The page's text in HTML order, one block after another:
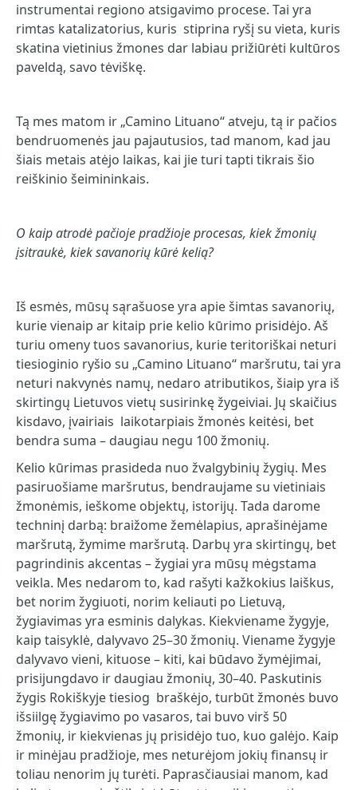
instrumentai regiono atsigavimo procese. Tai yra
rimtas katalizatorius, kuris stiprina ryšį su vieta, kuris
skatina vietinius žmones dar labiau prižiūrėti kultūros
paveldą, savo tėviškę.
Tą mes matom ir „Camino Lituano“ atveju, tą ir pačios
bendruomenės jau pajautusios, tad manom, kad jau
šiais metais atėjo laikas, kai jie turi tapti tikrais šio
reiškinio šeimininkais.
O kaip atrodė pačioje pradžioje procesas, kiek žmonių
įsitraukė, kiek savanorių kūrė kelią?
Iš esmės, mūsų sąrašuose yra apie šimtas savanorių,
kurie vienaip ar kitaip prie kelio kūrimo prisidėjo. Aš
turiu omeny tuos savanorius, kurie teritoriškai neturi
tiesioginio ryšio su „Camino Lituano“ maršrutu, tai yra
neturi nakvynės namų, nedaro atributikos, šiaip yra iš
skirtingų Lietuvos vietų susirinkę žygeiviai. Jų skaičius
kisdavo, įvairiais laikotarpiais žmonės keitėsi, bet
bendra suma – daugiau negu 100 žmonių.
Kelio kūrimas prasideda nuo žvalgybinių žygių. Mes
pasiruošiame maršrutus, bendraujame su vietiniais
žmonėmis, ieškome objektų, istorijų. Tada darome
techninį darbą: braižome žemėlapius, aprašinėjame
maršrutą, žymime maršrutą. Darbų yra skirtingų, bet
pagrindinis akcentas – žygiai yra mūsų mėgstama
veikla. Mes nedarom to, kad rašyti kažkokius laiškus,
bet norim žygiuoti, norim keliauti po Lietuvą,
žygiavimas yra esminis dalykas. Kiekviename žygyje,
kaip taisyklė, dalyvavo 25–30 žmonių. Viename žygyje
dalyvavo vieni, kituose – kiti, kai būdavo žymėjimai,
prisijungdavo ir daugiau žmonių, 30–40. Paskutinis
žygis Rokiškyje tiesiog braškėjo, turbūt žmonės buvo
išsiilgę žygiavimo po vasaros, tai buvo virš 50
žmonių, ir kiekvienas jų prisidėjo tuo, kuo galėjo. Kaip
ir minėjau pradžioje, mes neturėjom jokių finansų ir
toliau nenorim jų turėti. Paprasčiausiai manom, kad